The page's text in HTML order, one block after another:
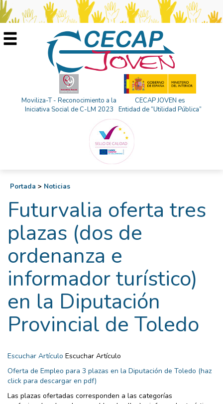
Moviliza-T - Reconocimiento a la
Iniciativa Social de C-LM 2023
CECAP JOVEN es
Entidad de “Utilidad Pública”
Portada > Noticias
Futurvalia oferta tres
plazas (dos de
ordenanza e
informador turístico)
en la Diputación
Provincial de Toledo
Escuchar Artículo Escuchar Artículo
Oferta de Empleo para 3 plazas en la Diputación de Toledo (haz
click para descargar en pdf)
Las plazas ofertadas corresponden a las categorías